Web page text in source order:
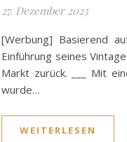
27. Dezember 2023
[Werbung] Basierend
Einführung seines
Markt zurück. ___ Mit
wurde…
WEITERLESEN